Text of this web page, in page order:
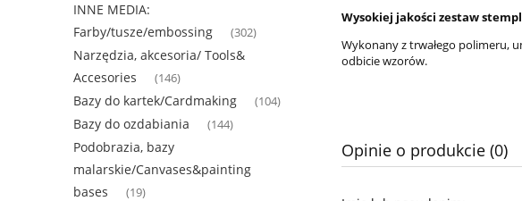
INNE MEDIA:
Farby/tusze/embossing
(302)
Narzędzia, akcesoria/ Tools&
Accesories
(146)
Bazy do kartek/Cardmaking (104)
Bazy do ozdabiania (144)
Podobrazia, bazy
malarskie/Canvases&painting
bases
(19)
Wysokiej jakości zestaw
Wykonany z trwałego polimeru,
odbicie wzorów.
Opinie o produkcie (0)